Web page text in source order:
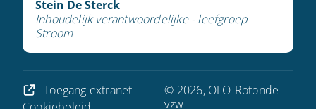
Stein De Sterck
Inhoudelijk verantwoordelijke - leefgroep
Stroom
Toegang extranet
© 2026, OLO-Rotonde
vzw